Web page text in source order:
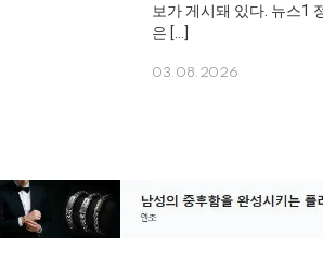
보가 게시돼 있다. 뉴스1
은 […]
03.08.2026